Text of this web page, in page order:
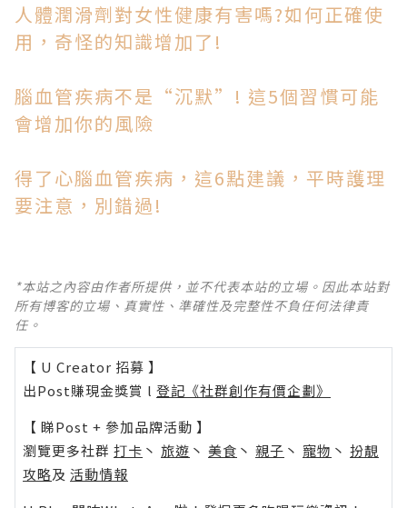
人體潤滑劑對女性健康有害嗎?如何正確使
用，奇怪的知識增加了!
腦血管疾病不是“沉默”! 這5個習慣可能
會增加你的風險
得了心腦血管疾病，這6點建議，平時護理
要注意，別錯過!
*本站之內容由作者所提供，並不代表本站的立場。因此本站對
所有博客的立場、真實性、準確性及完整性不負任何法律責
任。
【 U Creator 招募 】
出Post賺現金獎賞 l 登記《社群創作有價企劃》
【 睇Post + 參加品牌活動 】
瀏覽更多社群 打卡 丶 旅遊 丶 美食 丶 親子 丶 寵物 丶 扮靚
攻略及 活動情報